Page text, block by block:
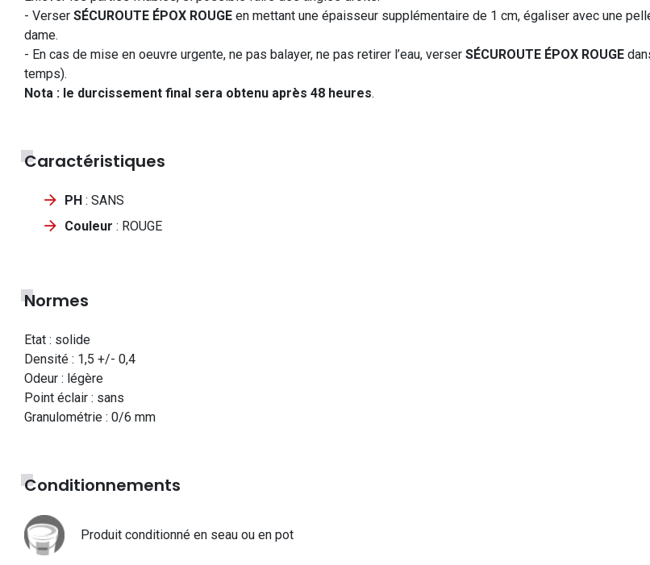
- Verser SÉCUROUTE ÉPOX ROUGE en mettant une épaisseur supplémentaire de 1 cm, égaliser avec une
dame.
- En cas de mise en oeuvre urgente, ne pas balayer, ne pas retirer l’eau, verser SÉCUROUTE ÉPOX ROUGE
temps).
Nota : le durcissement final sera obtenu après 48 heures.
Caractéristiques
PH : SANS
Couleur : ROUGE
Normes
Etat : solide
Densité : 1,5 +/- 0,4
Odeur : légère
Point éclair : sans
Granulométrie : 0/6 mm
Conditionnements
Produit conditionné en seau ou en pot